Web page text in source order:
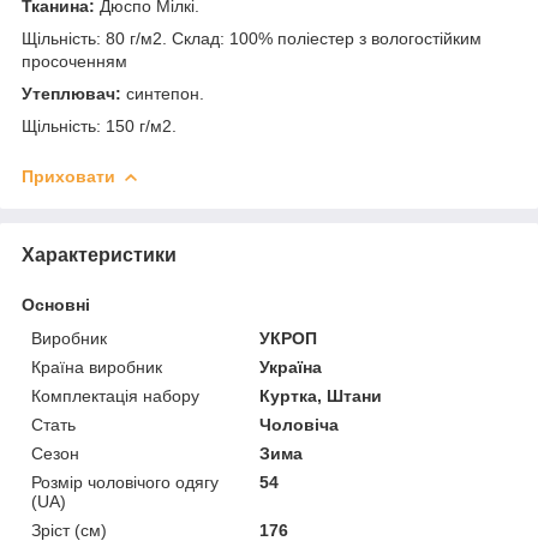
Тканина: Дюспо Мілкі.
Щільність: 80 г/м2 . Склад: 100% поліестер з вологостійким
просоченням
Утеплювач: синтепон.
Щільність: 150 г/м2
Приховати
Характеристики
Основні
Виробник
УКРОП
Країна виробник
Україна
Комплектація набору
Куртка, Штани
Стать
Чоловіча
Сезон
Зима
Розмір чоловічого одягу
(UA)
54
Зріст (см)
176